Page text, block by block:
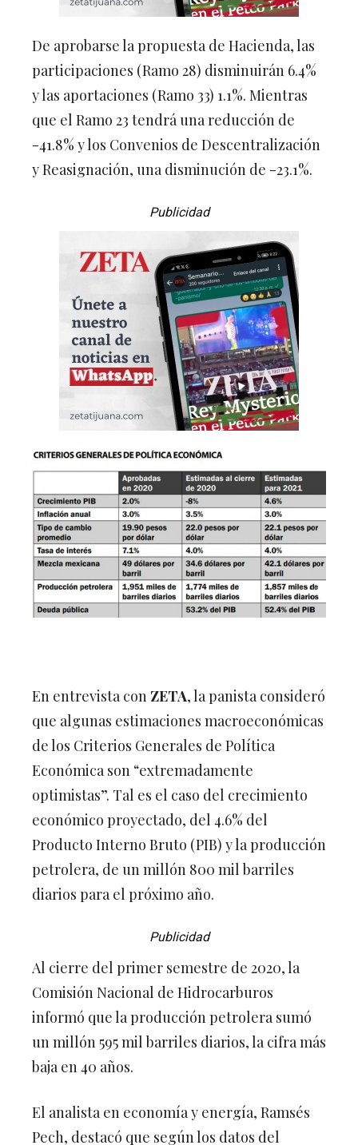
De aprobarse la propuesta de Hacienda, las
participaciones (Ramo 28) disminuirán 6.4%
y las aportaciones (Ramo 33) 1.1%. Mientras
que el Ramo 23 tendrá una reducción de
-41.8% y los Convenios de Descentralización
y Reasignación, una disminución de -23.1%.
Publicidad
En entrevista con ZETA, la panista consideró
que algunas estimaciones macroeconómicas
de los Criterios Generales de Política
Económica son “extremadamente
optimistas”. Tal es el caso del crecimiento
económico proyectado, del 4.6% del
Producto Interno Bruto (PIB) y la producción
petrolera, de un millón 800 mil barriles
diarios para el próximo año.
Publicidad
Al cierre del primer semestre de 2020, la
Comisión Nacional de Hidrocarburos
informó que la producción petrolera sumó
un millón 595 mil barriles diarios, la cifra más
baja en 40 años.
El analista en economía y energía, Ramsés
Pech, destacó que según los datos del